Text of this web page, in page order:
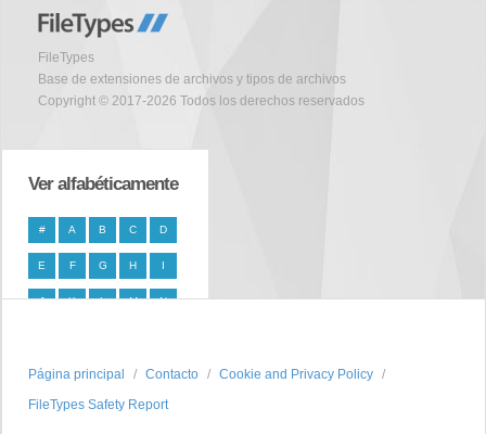
FileTypes
Base de extensiones de archivos y tipos de archivos
Copyright © 2017-2026 Todos los derechos reservados
Ver alfabéticamente
# A B C D
E F G H I
J K L M N
T U V W X
Y Z
Página principal Contacto
Cookie and Privacy Policy
FileTypes Safety Report